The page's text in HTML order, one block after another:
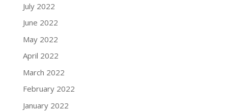
July 2022
June 2022
May 2022
April 2022
March 2022
February 2022
January 2022